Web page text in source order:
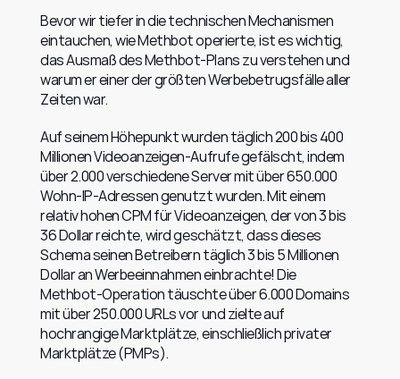
Bevor wir tiefer in die technischen Mechanismen
eintauchen, wie Methbot operierte, ist es wichtig,
das Ausmaß des Methbot-Plans zu verstehen und
warum er einer der größten Werbebetrugsfälle aller
Zeiten war.
Auf seinem Höhepunkt wurden täglich 200 bis 400
Millionen Videoanzeigen-Aufrufe gefälscht, indem
über 2.000 verschiedene Server mit über 650.000
Wohn-IP-Adressen genutzt wurden. Mit einem
relativ hohen CPM für Videoanzeigen, der von 3 bis
36 Dollar reichte, wird geschätzt, dass dieses
Schema seinen Betreibern täglich 3 bis 5 Millionen
Dollar an Werbeeinnahmen einbrachte! Die
Methbot-Operation täuschte über 6.000 Domains
mit über 250.000 URLs vor und zielte auf
hochrangige Marktplätze, einschließlich privater
Marktplätze (PMPs).